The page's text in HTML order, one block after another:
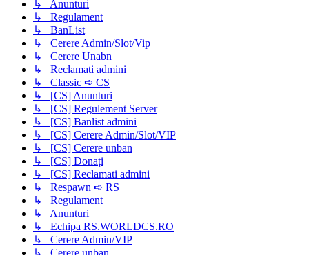
↳ Anunturi
↳ Regulament
↳ BanList
↳ Cerere Admin/Slot/Vip
↳ Cerere Unabn
↳ Reclamati admini
↳ Classic ➪ CS
↳ [CS] Anunturi
↳ [CS] Regulement Server
↳ [CS] Banlist admini
↳ [CS] Cerere Admin/Slot/VIP
↳ [CS] Cerere unban
↳ [CS] Donați
↳ [CS] Reclamati admini
↳ Respawn ➪ RS
↳ Regulament
↳ Anunturi
↳ Echipa RS.WORLDCS.RO
↳ Cerere Admin/VIP
↳ Cerere unban